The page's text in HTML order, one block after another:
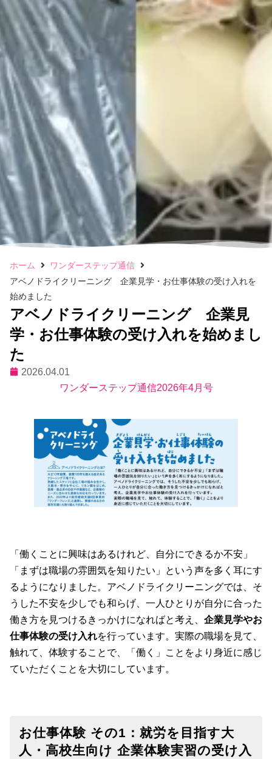
ホーム
ワンダーステップ通信
アベノドライクリーニング 企業見学・お仕事体験の受け入れを
始めました
アベノドライクリーニング 企業見
学・お仕事体験の受け入れを始めまし
た
2026.04.01
ワンダーステップ通信2026年4月号
「働くことに興味はあるけれど、自分にできるか不安」
「まずは職場の雰囲気を知りたい」という声を多く耳にす
るようになりました。アベノドライクリーニングでは、そ
うした不安を少しでも和らげ、一人ひとりが自分に合った
働き方を見つけるきっかけになればと考え、 企業見学やお
仕事体験の受け入れを行っています。実際の職場を見て、
触れて、体験することで、「働く」ことをより身近に感じ
ていただくことを大切にしています。
お仕事体験 その1：就労を目指す大
人・高校生向け 企業体験実習の受け入